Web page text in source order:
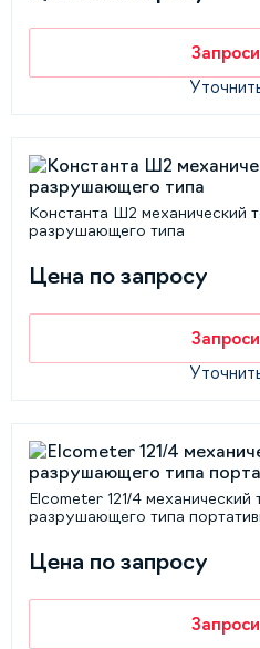
Константа Ш2 механический
разрушающего типа
Цена по запросу
Elcometer 121/4
разрушающего типа
Цена по запросу